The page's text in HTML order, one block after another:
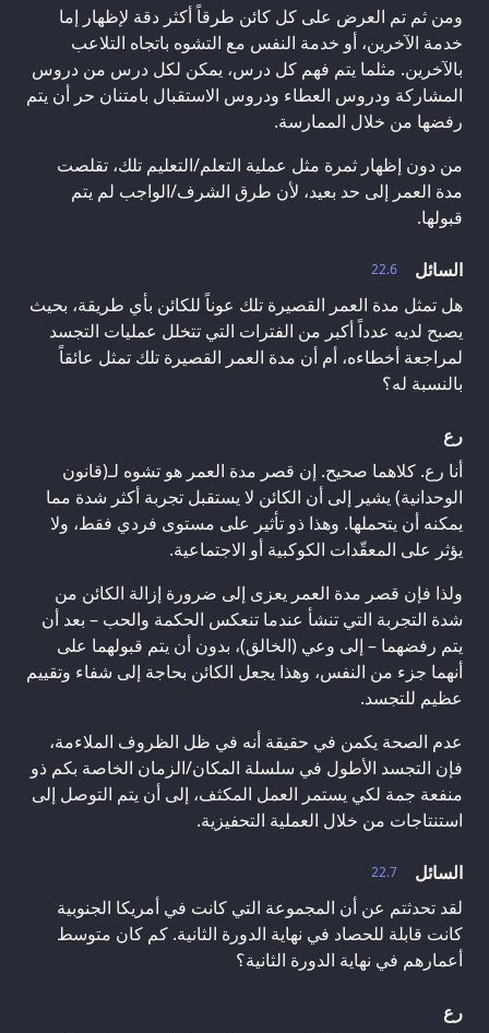
ومن ثم تم العرض على كل كائن طرقاً أكثر دقة لإظهار إما
خدمة الآخرين، أو خدمة النفس مع التشوه باتجاه التلاعب
بالآخرين. مثلما يتم فهم كل درس، يمكن لكل درس من دروس
المشاركة ودروس العطاء ودروس الاستقبال بامتنان حر أن يتم
رفضها من خلال الممارسة.
من دون إظهار ثمرة مثل عملية التعلم/التعليم تلك، تقلصت
مدة العمر إلى حد بعيد، لأن طرق الشرف/الواجب لم يتم
قبولها.
22.6
السائل
هل تمثل مدة العمر القصيرة تلك عوناً للكائن بأي طريقة، بحيث
يصبح لديه عدداً أكبر من الفترات التي تتخلل عمليات التجسد
لمراجعة أخطاءه، أم أن مدة العمر القصيرة تلك تمثل عائقاً
بالنسبة له؟
رع
أنا رع. كلاهما صحيح. إن قصر مدة العمر هو تشوه لـ(قانون
الوحدانية) يشير إلى أن الكائن لا يستقبل تجربة أكثر شدة مما
يمكنه أن يتحملها. وهذا ذو تأثير على مستوى فردي فقط، ولا
يؤثر على المعقّدات الكوكبية أو الاجتماعية.
ولذا فإن قصر مدة العمر يعزى إلى ضرورة إزالة الكائن من
شدة التجربة التي تنشأ عندما تنعكس الحكمة والحب – بعد أن
يتم رفضهما – إلى وعي (الخالق)، بدون أن يتم قبولهما على
أنهما جزء من النفس، وهذا يجعل الكائن بحاجة إلى شفاء وتقييم
عظيم للتجسد.
عدم الصحة يكمن في حقيقة أنه في ظل الظروف الملاءمة،
فإن التجسد الأطول في سلسلة المكان/الزمان الخاصة بكم ذو
منفعة جمة لكي يستمر العمل المكثف، إلى أن يتم التوصل إلى
استنتاجات من خلال العملية التحفيزية.
22.7
السائل
لقد تحدثتم عن أن المجموعة التي كانت في أمريكا الجنوبية
كانت قابلة للحصاد في نهاية الدورة الثانية. كم كان متوسط
أعمارهم في نهاية الدورة الثانية؟
رع